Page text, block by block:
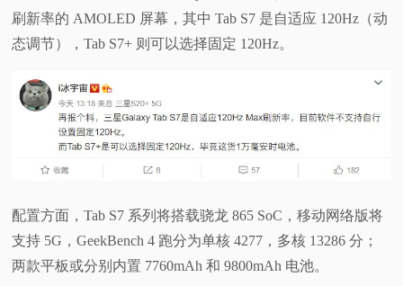
刷新率的 AMOLED 屏幕，其中 Tab S7 是自适应 120Hz（动
态调节），Tab S7+ 则可以选择固定 120Hz。
配置方面，Tab S7 系列将搭载骁龙 865 SoC，移动网络版将
支持 5G，GeekBench 4 跑分为单核 4277，多核 13286 分；
两款平板或分别内置 7760mAh 和 9800mAh 电池。